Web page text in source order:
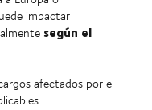
impactar
según el
afectados por el